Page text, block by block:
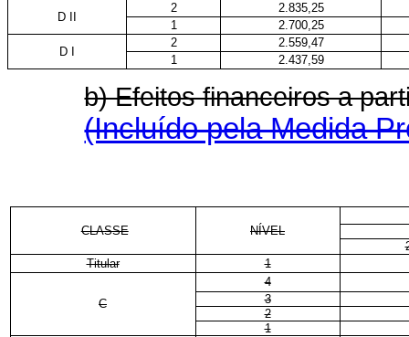
D II
2
2.835,25
1
2.700,25
D I
2
2.559,47
1
2.437,59
b) Efeitos financeiros a
(Incluído pela Medida
CLASSE
NÍVEL
Titular
1
C
4
3
2
1